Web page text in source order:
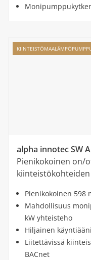
alpha innotec SW
Pienikokoinen on/
Pienikokoinen 598
Mahdollisuus
kW yhteisteho
Hiljainen
Liitettävissä
BACnet